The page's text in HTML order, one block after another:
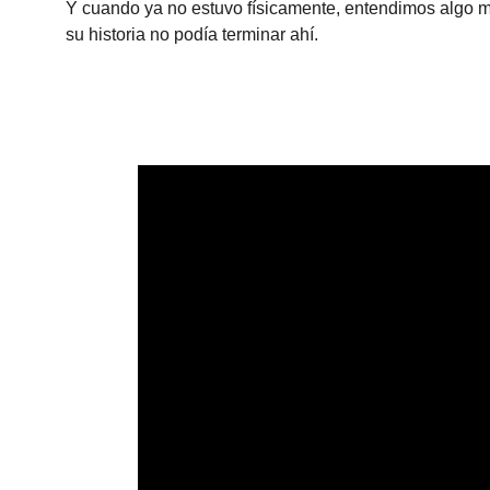
Y cuando ya no estuvo físicamente, entendimos algo
su historia no podía terminar ahí.